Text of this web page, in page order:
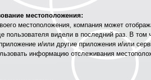
местоположения:
местоположения, компания может
пользователя видели в последний раз. В
и/или другие приложения и/или
информацию отслеживания